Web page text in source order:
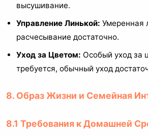
высушивание.
Управление Линькой: Умеренная
расчесывание достаточно.
Уход за Цветом: Особый уход за
требуется, обычный уход
8. Образ Жизни и Семейная
8.1 Требования к Домашней